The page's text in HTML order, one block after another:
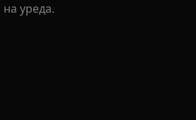
уреда.